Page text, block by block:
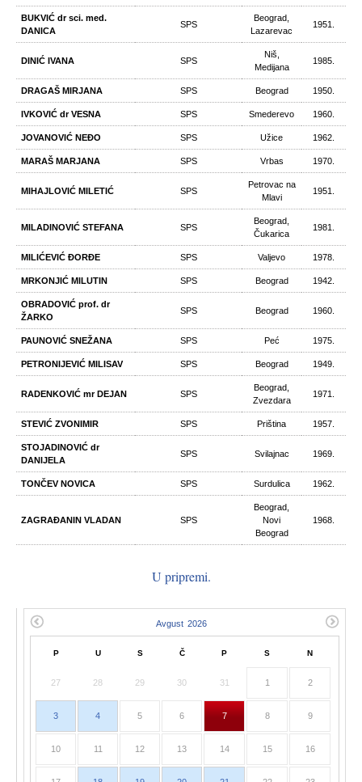
BUKVIĆ dr sci. med.
DANICA
SPS
Beograd,
Lazarevac
1951.
DINIĆ IVANA SPS
Niš,
Medijana
1985.
DRAGAŠ MIRJANA SPS Beograd 1950.
IVKOVIĆ dr VESNA SPS Smederevo 1960.
JOVANOVIĆ NEĐO SPS Užice 1962.
MARAŠ MARJANA SPS Vrbas 1970.
MIHAJLOVIĆ MILETIĆ SPS
Petrovac na
Mlavi
1951.
MILADINOVIĆ STEFANA SPS
Beograd,
Čukarica
1981.
MILIĆEVIĆ ĐORĐE SPS Valjevo 1978.
MRKONЈIĆ MILUTIN SPS Beograd 1942.
OBRADOVIĆ prof. dr
ŽARKO
SPS Beograd 1960.
PAUNOVIĆ SNEŽANA SPS Peć 1975.
PETRONIJEVIĆ MILISAV SPS Beograd 1949.
RADENKOVIĆ mr DEJAN SPS
Beograd,
Zvezdara
1971.
STEVIĆ ZVONIMIR SPS Priština 1957.
STOJADINOVIĆ dr
DANIJELA
SPS Svilajnac 1969.
TONČEV NOVICA SPS Surdulica 1962.
ZAGRAĐANIN VLADAN SPS
Beograd,
Novi
Beograd
1968.
U pripremi.
P U S Č P S N
27 28 29 30 31 1 2
3 4 5 6 7 8 9
10 11 12 13 14 15 16